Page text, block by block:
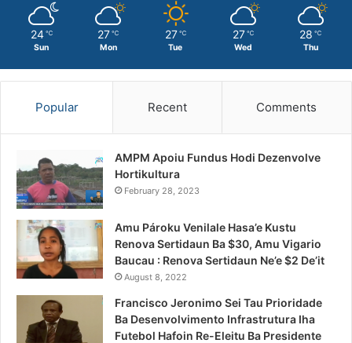
24 ℃
Sun
27 ℃
Mon
27 ℃
Tue
27 ℃
Wed
28 ℃
Thu
Popular Recent Comments
AMPM Apoiu Fundus Hodi Dezenvolve
Hortikultura
February 28, 2023
Amu Pároku Venilale Hasa’e Kustu
Renova Sertidaun Ba $30, Amu Vigario
Baucau : Renova Sertidaun Ne’e $2 De’it
August 8, 2022
Francisco Jeronimo Sei Tau Prioridade
Ba Desenvolvimento Infrastrutura Iha
Futebol Hafoin Re-Eleitu Ba Presidente